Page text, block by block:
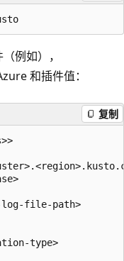
例如），
和插件值：
复制
file-path>
type>